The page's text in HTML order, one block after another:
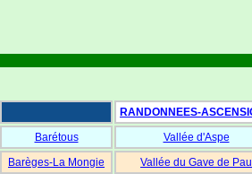
RANDONNEES-
Barétous Vallée d'Aspe
Barèges-La Mongie Vallée du Gave de Pau